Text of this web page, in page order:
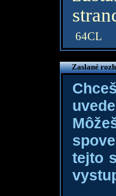
64CL
Zaslané
tejto